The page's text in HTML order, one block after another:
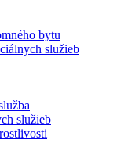
bytu
služieb
služieb